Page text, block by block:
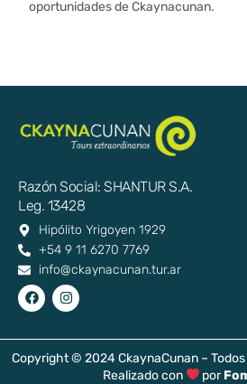
oportunidades de Ckaynacunan.
Razón Social: SHANTUR S.A.
Leg. 13428
Hipólito Yrigoyen 1929
+54 9 11 6270 7769
info@ckaynacunan.tur.ar
Copyright © 2024 CkaynaCunan –
Realizado con
por